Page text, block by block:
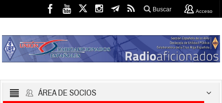
Buscar Acceso
ÁREA DE SOCIOS